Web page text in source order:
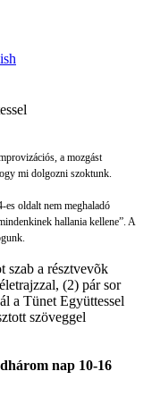
a mozgást
mi dolgozni szoktunk.
oldalt nem meghaladó
hallania kellene”. A
szab a résztvevõk
(2) pár sor
a Tünet Együttessel
szöveggel
nap 10-16